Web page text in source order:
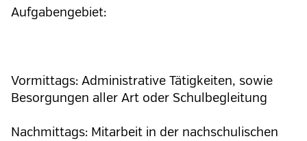
Aufgabengebiet:
Vormittags: Administrative Tätigkeiten, sowie
Besorgungen aller Art oder Schulbegleitung
Nachmittags: Mitarbeit in der nachschulischen